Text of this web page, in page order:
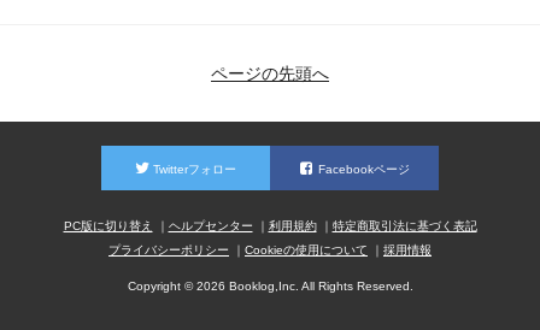
ページの先頭へ
Twitterフォロー Facebookページ
PC版に切り替え ヘルプセンター 利用規約
特定商取引法に基づく表記
プライバシーポリシー
Cookieの使用について 採用情報
Copyright © 2026 Booklog,Inc. All Rights Reserved.